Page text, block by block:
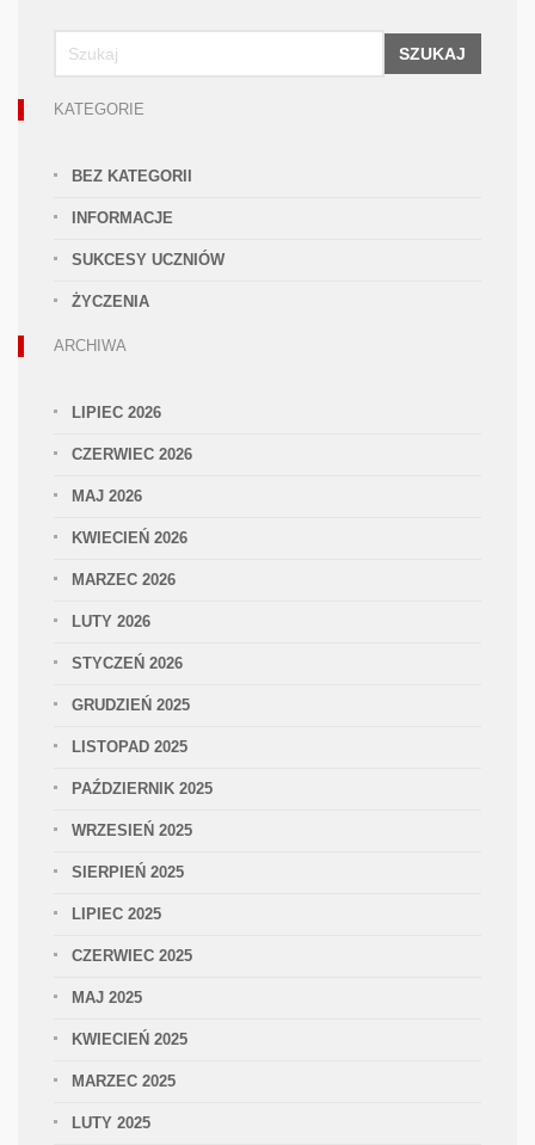
SZUKAJ
KATEGORIE
BEZ KATEGORII
INFORMACJE
SUKCESY UCZNIÓW
ŻYCZENIA
ARCHIWA
LIPIEC 2026
CZERWIEC 2026
MAJ 2026
KWIECIEŃ 2026
MARZEC 2026
LUTY 2026
STYCZEŃ 2026
GRUDZIEŃ 2025
LISTOPAD 2025
PAŹDZIERNIK 2025
WRZESIEŃ 2025
SIERPIEŃ 2025
LIPIEC 2025
CZERWIEC 2025
MAJ 2025
KWIECIEŃ 2025
MARZEC 2025
LUTY 2025